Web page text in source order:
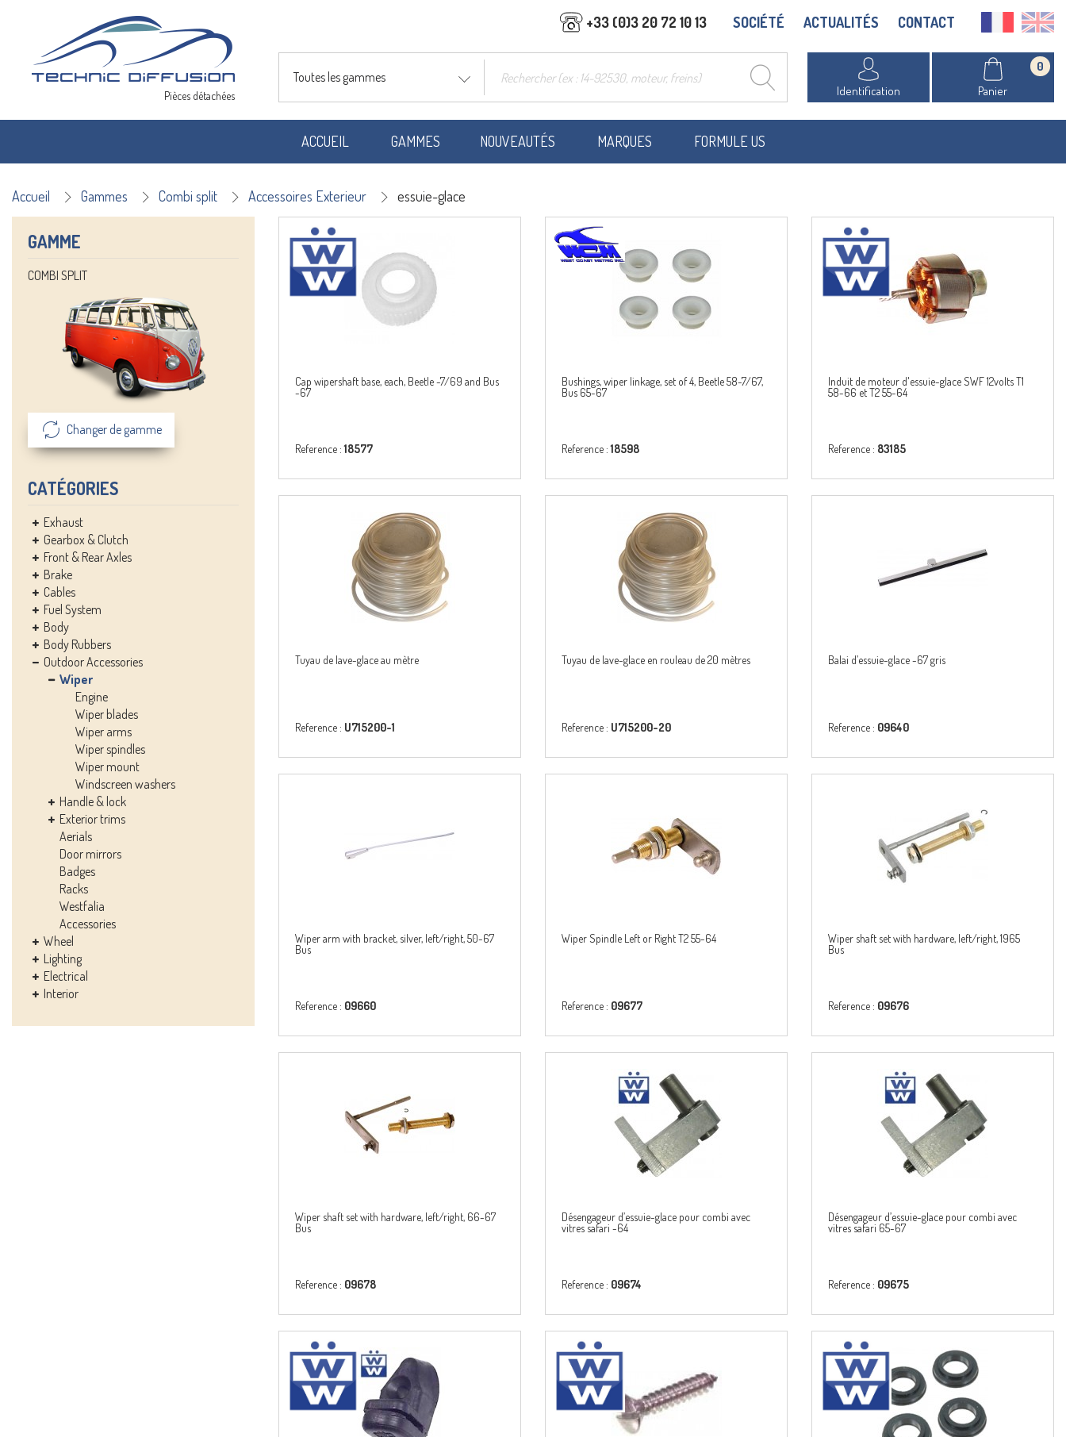
Pièces détachées
+33 (0)3 20 72 10 13 SOCIÉTÉ ACTUALITÉS CONTACT
Toutes les gammes
Identification Panier
0
ACCUEIL GAMMES NOUVEAUTÉS MARQUES FORMULE US
Accueil Gammes Combi split Accessoires Exterieur essuie-glace
GAMME
COMBI SPLIT
Changer de gamme
CATÉGORIES
Exhaust
Gearbox & Clutch
Front & Rear Axles
Brake
Cables
Fuel System
Body
Body Rubbers
Outdoor Accessories
Wiper
Engine
Wiper blades
Wiper arms
Wiper spindles
Wiper mount
Windscreen washers
Handle & lock
Exterior trims
Aerials
Door mirrors
Badges
Racks
Westfalia
Accessories
Wheel
Lighting
Electrical
Interior
Cap wipershaft base, each, Beetle -7/69 and Bus
-67
Reference :18577
Bushings, wiper linkage, set of 4, Beetle 58-7/67,
Bus 65-67
Reference :18598
Induit de moteur d'essuie-glace SWF 12volts T1
58-66 et T2 55-64
Reference : 83185
Tuyau de lave-glace au mètre
Reference : U715200-1
Tuyau de lave-glace en rouleau de 20 mètres
Reference : U715200-20
Balai d’essuie-glace -67 gris
Reference : 09640
Wiper arm with bracket, silver, left/right, 50-67
Bus
Reference : 09660
Wiper Spindle Left or Right T2 55-64
Reference : 09677
Wiper shaft set with hardware, left/right, 1965
Bus
Reference : 09676
Wiper shaft set with hardware, left/right, 66-67
Bus
Reference : 09678
Désengageur d’essuie-glace pour combi avec
vitres safari -64
Reference : 09674
Désengageur d’essuie-glace pour combi avec
vitres safari 65-67
Reference : 09675